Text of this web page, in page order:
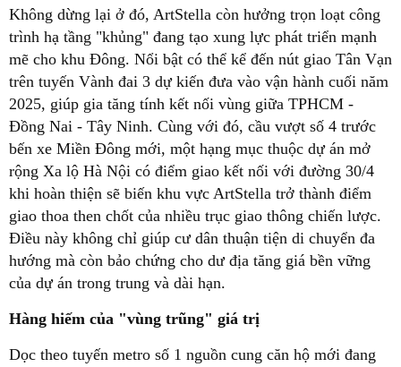
Không dừng lại ở đó, ArtStella còn hưởng trọn loạt công
trình hạ tầng "khủng" đang tạo xung lực phát triển mạnh
mẽ cho khu Đông. Nổi bật có thể kể đến nút giao Tân Vạn
trên tuyến Vành đai 3 dự kiến đưa vào vận hành cuối năm
2025, giúp gia tăng tính kết nối vùng giữa TPHCM -
Đồng Nai - Tây Ninh. Cùng với đó, cầu vượt số 4 trước
bến xe Miền Đông mới, một hạng mục thuộc dự án mở
rộng Xa lộ Hà Nội có điểm giao kết nối với đường 30/4
khi hoàn thiện sẽ biến khu vực ArtStella trở thành điểm
giao thoa then chốt của nhiều trục giao thông chiến lược.
Điều này không chỉ giúp cư dân thuận tiện di chuyển đa
hướng mà còn bảo chứng cho dư địa tăng giá bền vững
của dự án trong trung và dài hạn.
Hàng hiếm của "vùng trũng" giá trị
Dọc theo tuyến metro số 1 nguồn cung căn hộ mới đang